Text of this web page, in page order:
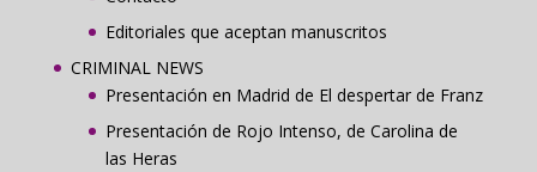
Editoriales que aceptan manuscritos
CRIMINAL NEWS
Presentación en Madrid de El despertar de Franz
Presentación de Rojo Intenso, de Carolina de
las Heras